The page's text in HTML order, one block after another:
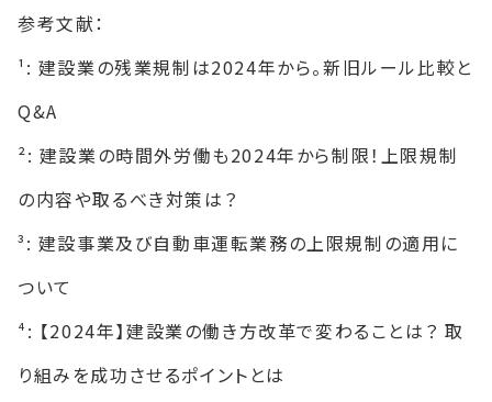
参考文献：
¹: 建設業の残業規制は2024年から。新旧ルール比較と
Q&A
²: 建設業の時間外労働も2024年から制限！上限規制
の内容や取るべき対策は？
³: 建設事業及び自動車運転業務の上限規制の適用に
ついて
⁴: 【2024年】建設業の働き方改革で変わることは？ 取
り組みを成功させるポイントとは